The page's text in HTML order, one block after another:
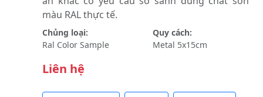
màu RAL thực tế.
Chủng loại:
Ral Color Sample
Quy cách:
Metal 5x15cm
Liên hệ